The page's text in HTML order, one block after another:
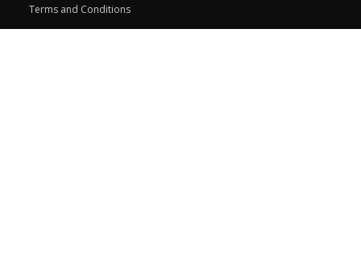
Terms and Conditions